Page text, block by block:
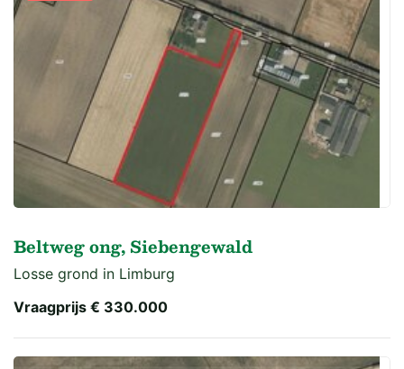
Beltweg ong, Siebengewald
Losse grond in Limburg
Vraagprijs € 330.000